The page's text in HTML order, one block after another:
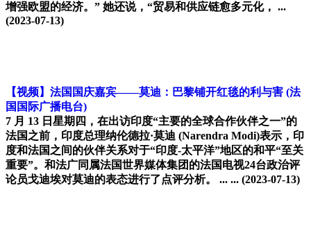
增强欧盟的经济。” 她还说，“贸易和供应链愈多元化， ...
(2023-07-13)
【视频】法国国庆嘉宾——莫迪：巴黎铺开红毯的利与害 (法
国国际广播电台)
7 月 13 日星期四，在出访印度“主要的全球合作伙伴之一”的
法国之前，印度总理纳伦德拉·莫迪 (Narendra Modi)表示，印
度和法国之间的伙伴关系对于“印度-太平洋”地区的和平“至关
重要”。和法广同属法国世界媒体集团的法国电视24台政治评
论员戈迪埃对莫迪的表态进行了点评分析。 ... ... (2023-07-13)